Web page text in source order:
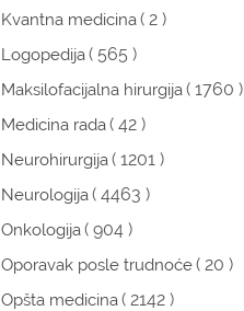
Kvantna medicina( 2 )
Logopedija( 565 )
Maksilofacijalna hirurgija( 1760 )
Medicina rada( 42 )
Neurohirurgija( 1201 )
Neurologija( 4463 )
Onkologija( 904 )
Oporavak posle trudnoće( 20 )
Opšta medicina( 2142 )